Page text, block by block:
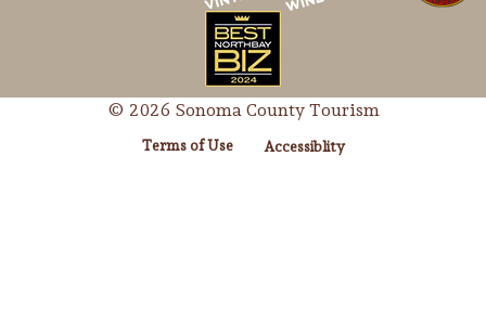
© 2026 Sonoma County Tourism
Terms of Use Accessiblity